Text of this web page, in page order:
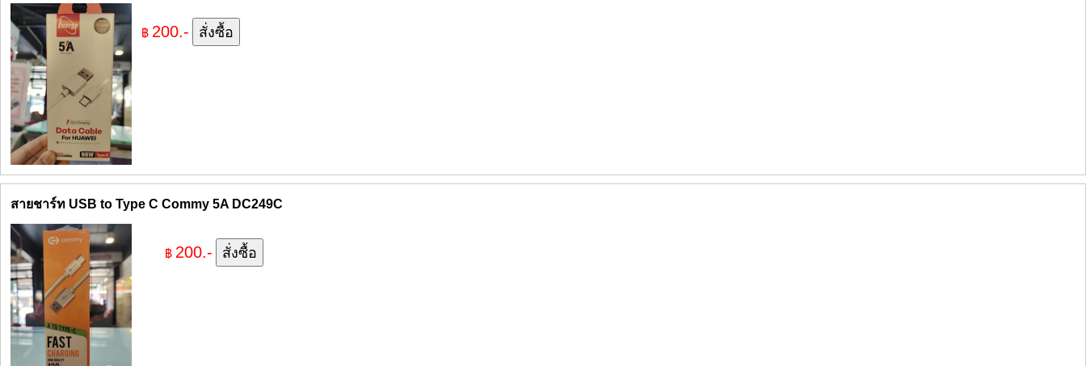
฿ 200.-
สายชาร์ท USB to Type C Commy 5A DC249C
฿ 200.-